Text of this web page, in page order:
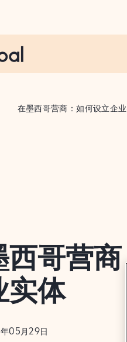
在墨西哥营商：如何设立企
西哥营
实体
05月29日